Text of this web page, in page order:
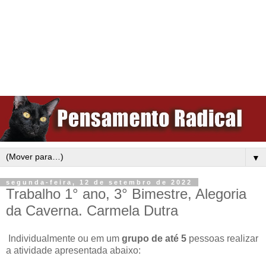
▼
segunda-feira, 12 de setembro de 2022
Trabalho 1° ano, 3° Bimestre, Alegoria
da Caverna. Carmela Dutra
Individualmente ou em um grupo de até 5 pessoas realizar
a atividade apresentada abaixo: